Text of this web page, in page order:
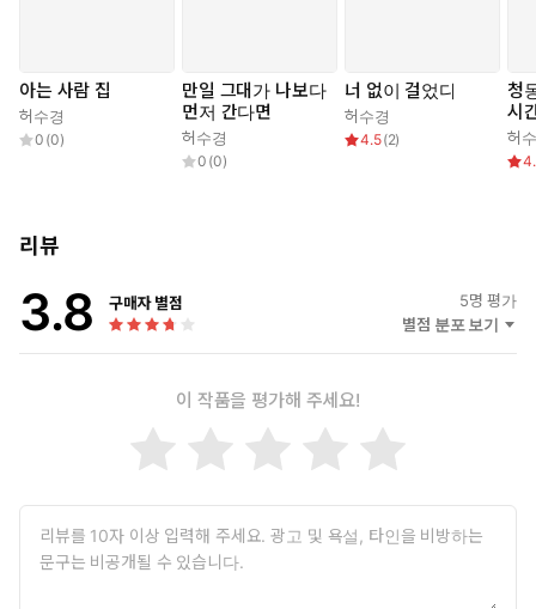
아는 사람 집
허수경
0 (0)
만일 그대가 나보다
먼저 간다면
허수경
0 (0)
너 없이 걸었다
허수경
4.5(2)
청
시
허
리뷰
3.8 구매자 별점 5명 평가
별점 분포 보기
이 작품을 평가해 주세요!